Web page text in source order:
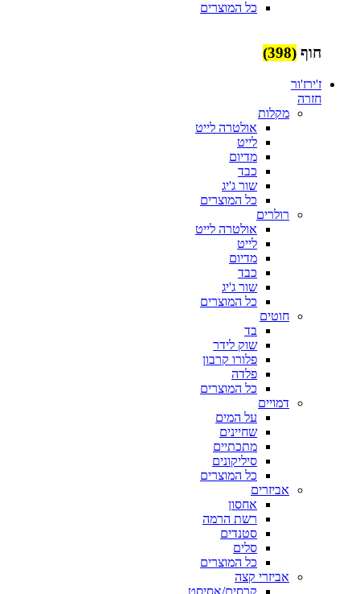
כל המוצרים
חוף (398)
ז'ירז'ור
חזרה
מקלות
אולטרה לייט
לייט
מדיום
כבד
שור ג'יג
כל המוצרים
רולרים
אולטרה לייט
לייט
מדיום
כבד
שור ג'יג
כל המוצרים
חוטים
בד
שוק לידר
פלורו קרבון
פלדה
כל המוצרים
דמויים
על המים
שחיינים
מתכתיים
סיליקונים
כל המוצרים
אביזרים
אחסון
רשת הרמה
סטנדים
סלים
כל המוצרים
אביזרי קצה
קרסים/אסיסט